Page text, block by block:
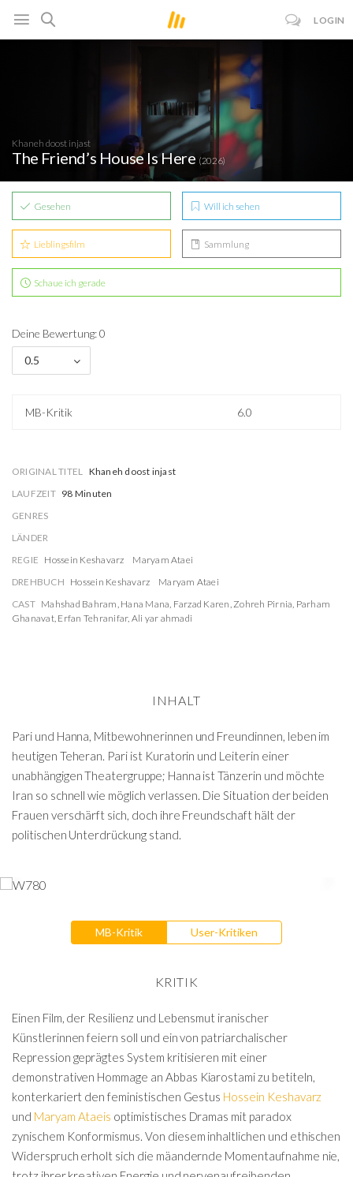
LOGIN
Khaneh doost injast
The Friend’s House Is Here (2026)
Gesehen Will ich sehen
Lieblingsfilm Sammlung
Schaue ich gerade
Deine Bewertung: 0
0.5
MB-Kritik 6.0
ORIGINAL TITEL Khaneh doost injast
LAUFZEIT 98 Minuten
GENRES
LÄNDER
REGIE Hossein Keshavarz
Maryam Ataei
DREHBUCH Hossein Keshavarz
Maryam Ataei
CAST Mahshad Bahram, Hana Mana, Farzad Karen,Zohreh Pirnia, Parham
Ghanavat, Erfan Tehranifar, Ali yar ahmadi
INHALT
Pari und Hanna, Mitbewohnerinnen und Freundinnen, leben im
heutigen Teheran. Pari ist Kuratorin und Leiterin einer
unabhängigen Theatergruppe; Hanna ist Tänzerin und möchte
Iran so schnell wie möglich verlassen. Die Situation der beiden
Frauen verschärft sich, doch ihre Freundschaft hält der
politischen Unterdrückung stand.
MB-Kritik User-Kritiken
KRITIK
Einen Film, der Resilienz und Lebensmut iranischer
Künstlerinnen feiern soll und ein von patriarchalischer
Repression geprägtes System kritisieren mit einer
demonstrativen Hommage an Abbas Kiarostami zu betiteln,
konterkariert den feministischen Gestus Hossein Keshavarz
und Maryam Ataeis optimistisches Dramas mit paradox
zynischem Konformismus. Von diesem inhaltlichen und ethischen
Widerspruch erholt sich die mäandernde Momentaufnahme nie,